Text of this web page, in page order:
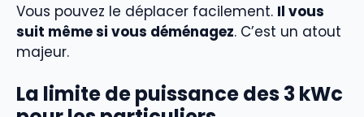
Vous pouvez le déplacer facilement. Il vous
suit même si vous déménagez. C’est un atout
majeur.
La limite de puissance des 3 kWc